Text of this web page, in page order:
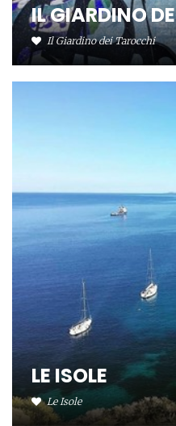
IL GIARDINO
Il Giardino dei Tarocchi
LE ISOLE
Le Isole